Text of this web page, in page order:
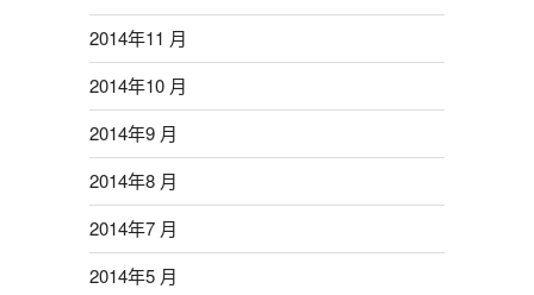
2014年11 月
2014年10 月
2014年9 月
2014年8 月
2014年7 月
2014年5 月